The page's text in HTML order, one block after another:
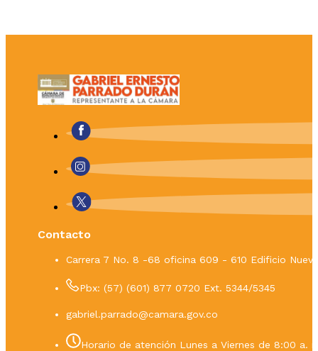
Contacto
Carrera 7 No. 8 -68 oficina 609 - 610 Edificio
Pbx: (57) (601) 877 0720 Ext. 5344/5345
gabriel.parrado@camara.gov.co
Horario de atención Lunes a Viernes de 8:00 a.